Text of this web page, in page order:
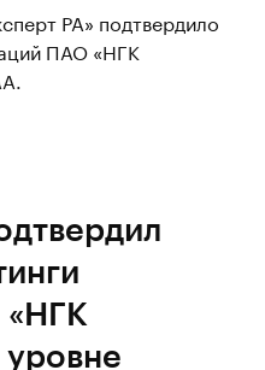
РА» подтвердило
ПАО «НГК
уровне